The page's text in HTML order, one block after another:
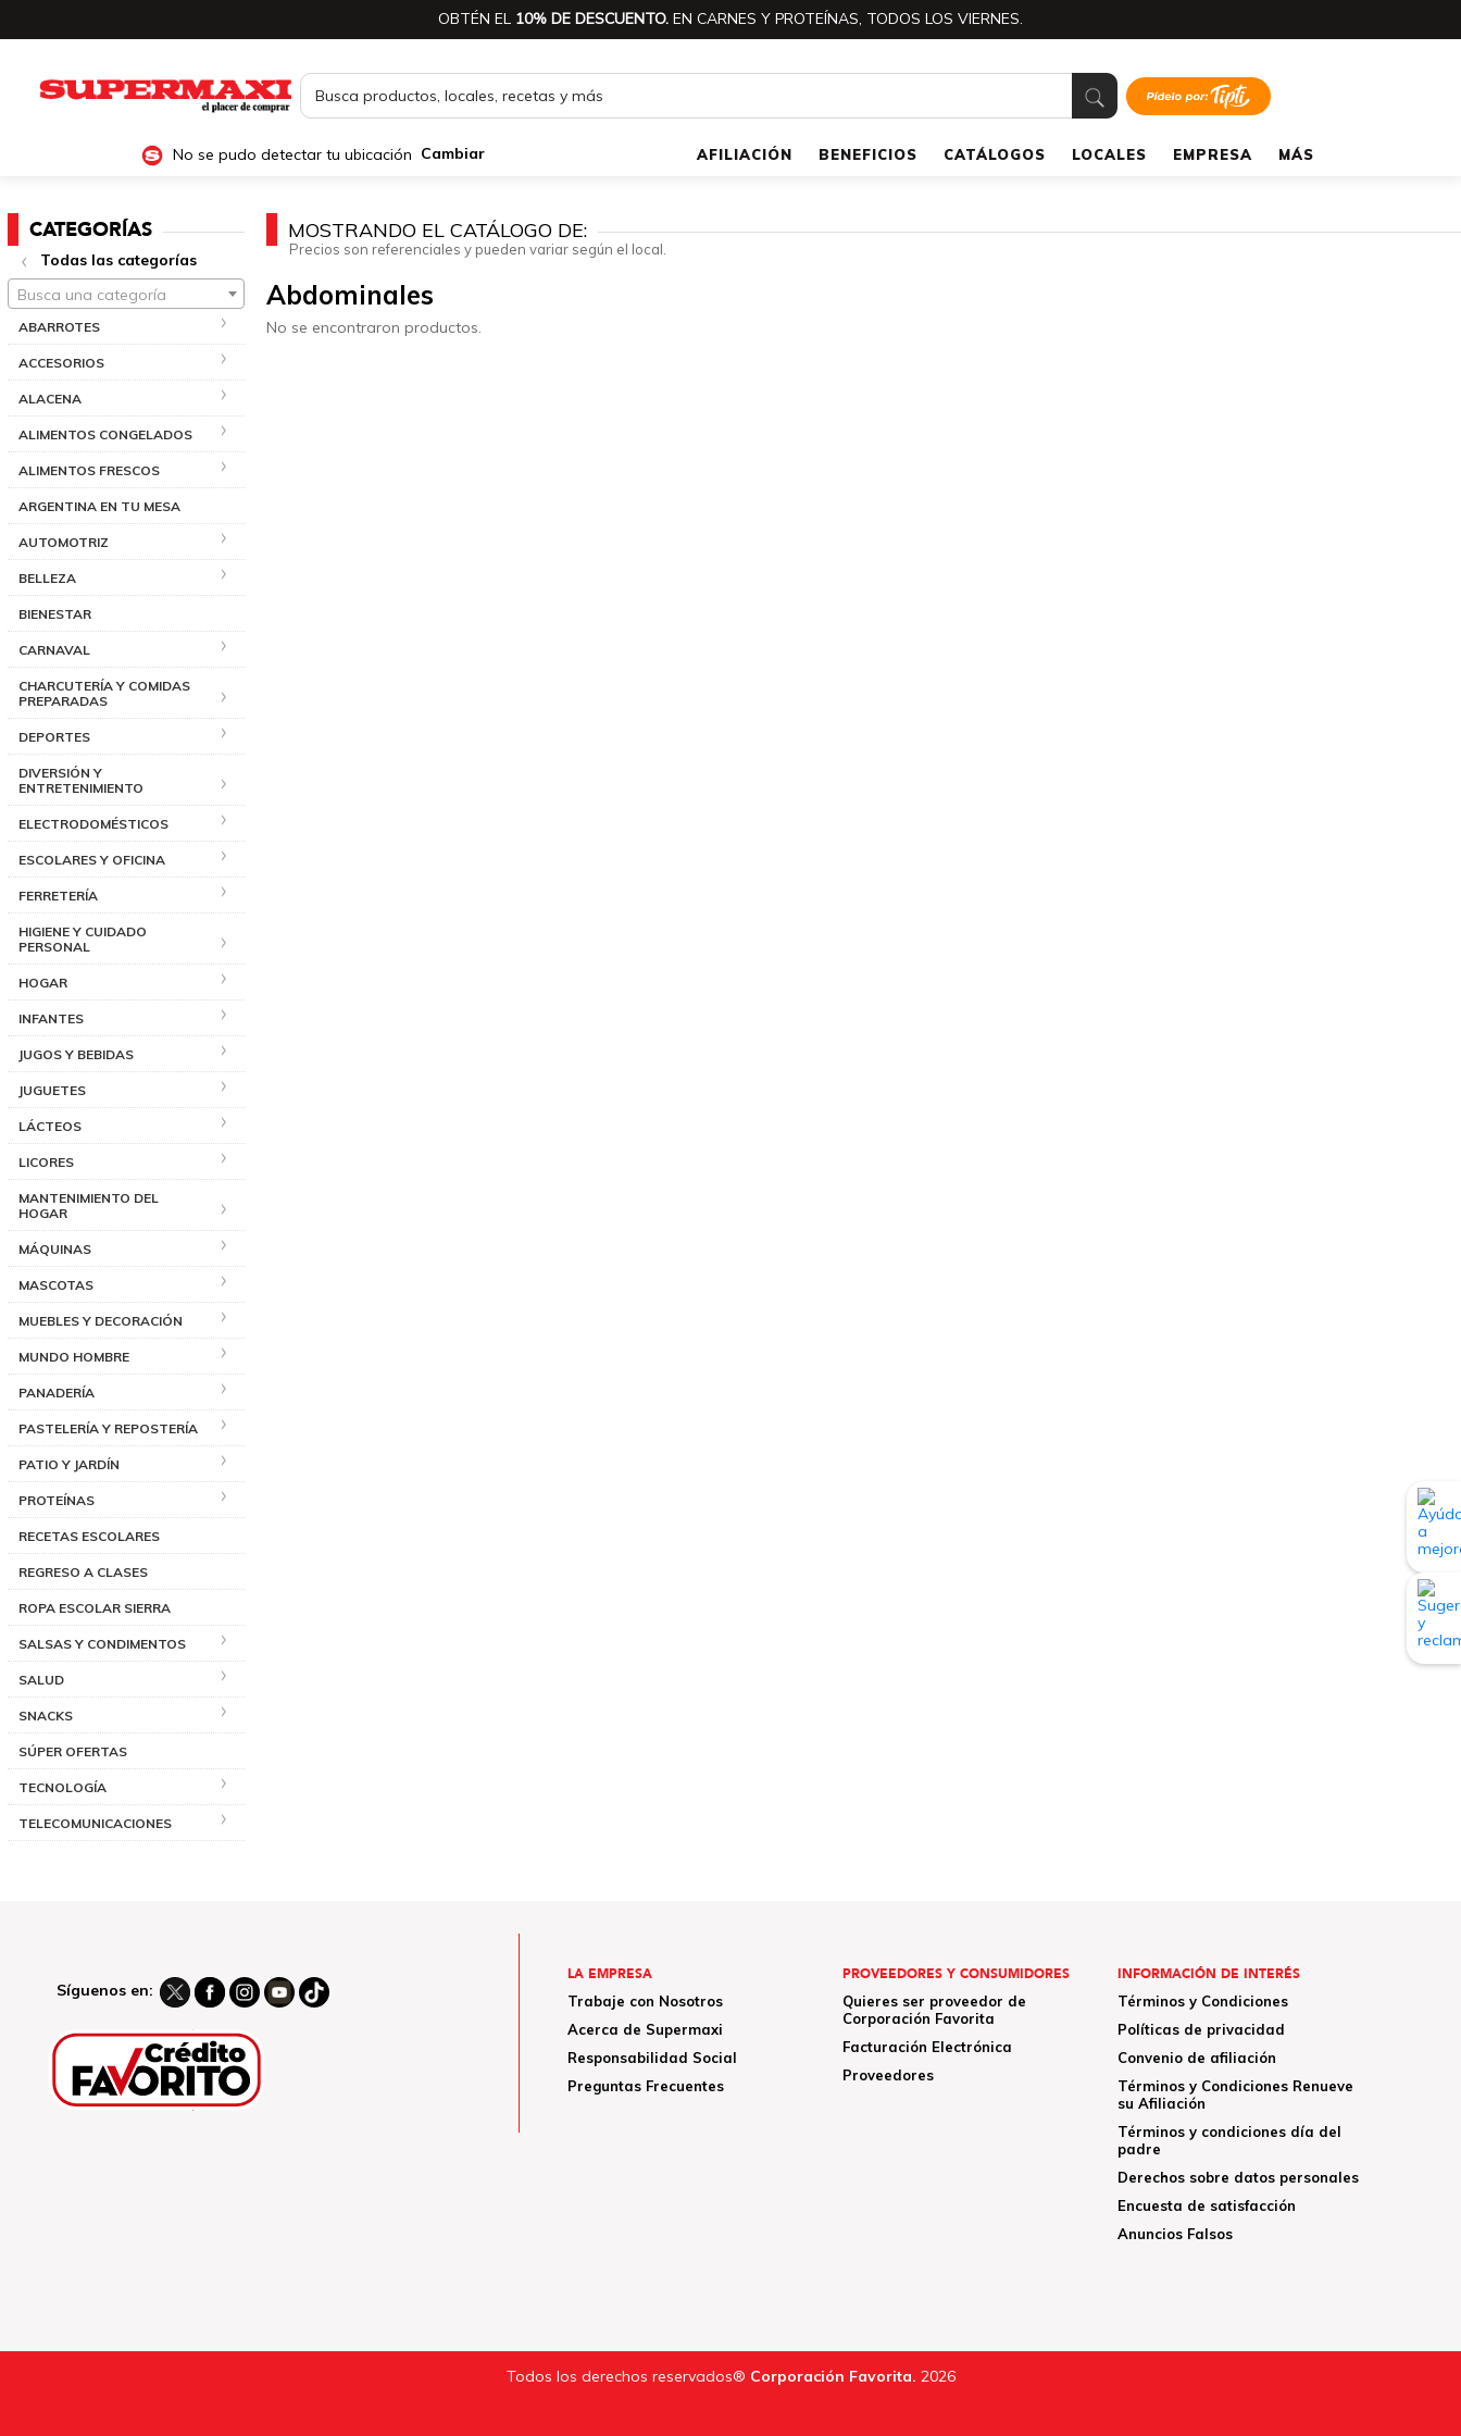
OBTÉN EL 10% DE DESCUENTO. EN CARNES Y PROTEÍNAS, TODOS LOS VIERNES.
No se pudo detectar tu ubicación Cambiar AFILIACIÓN BENEFICIOS CATÁLOGOS LOCALES EMPRESA MÁS
CATEGORÍAS
Todas las categorías
Busca una categoría
ABARROTES
ACCESORIOS
ALACENA
ALIMENTOS CONGELADOS
ALIMENTOS FRESCOS
ARGENTINA EN TU MESA
AUTOMOTRIZ
BELLEZA
BIENESTAR
CARNAVAL
CHARCUTERÍA Y COMIDAS
PREPARADAS
DEPORTES
DIVERSIÓN Y
ENTRETENIMIENTO
ELECTRODOMÉSTICOS
ESCOLARES Y OFICINA
FERRETERÍA
HIGIENE Y CUIDADO
PERSONAL
HOGAR
INFANTES
JUGOS Y BEBIDAS
JUGUETES
LÁCTEOS
LICORES
MANTENIMIENTO DEL
HOGAR
MÁQUINAS
MASCOTAS
MUEBLES Y DECORACIÓN
MUNDO HOMBRE
PANADERÍA
PASTELERÍA Y REPOSTERÍA
PATIO Y JARDÍN
PROTEÍNAS
RECETAS ESCOLARES
REGRESO A CLASES
ROPA ESCOLAR SIERRA
SALSAS Y CONDIMENTOS
SALUD
SNACKS
SÚPER OFERTAS
TECNOLOGÍA
TELECOMUNICACIONES
MOSTRANDO EL CATÁLOGO DE:
Precios son referenciales y pueden variar según el local.
Abdominales
No se encontraron productos.
Síguenos en:
LA EMPRESA
Trabaje con Nosotros
Acerca de Supermaxi
Responsabilidad Social
Preguntas Frecuentes
PROVEEDORES Y CONSUMIDORES
Quieres ser proveedor de
Corporación Favorita
Facturación Electrónica
Proveedores
INFORMACIÓN DE INTERÉS
Términos y Condiciones
Políticas de privacidad
Convenio de afiliación
Términos y Condiciones Renueve
su Afiliación
Términos y condiciones día del
padre
Derechos sobre datos personales
Encuesta de satisfacción
Anuncios Falsos
Todos los derechos reservados® Corporación Favorita. 2026